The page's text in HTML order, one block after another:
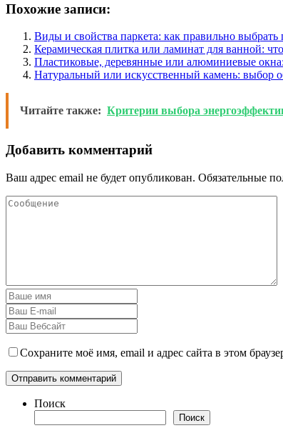
Похожие записи:
Виды и свойства паркета: как правильно
Керамическая плитка или ламинат для ванной:
Пластиковые, деревянные или алюминиевые
Натуральный или искусственный камень: выбор
Читайте также: Критерии выбора
Добавить комментарий
Ваш адрес email не будет опубликован. Обязательные
Сохраните моё имя, email и адрес сайта в этом
Поиск
Поиск